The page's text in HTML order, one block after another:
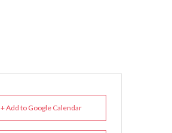
+ Add to Google Calendar